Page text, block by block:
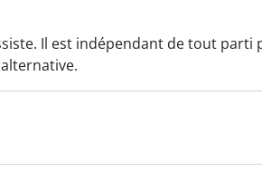
Il est indépendant de tout parti